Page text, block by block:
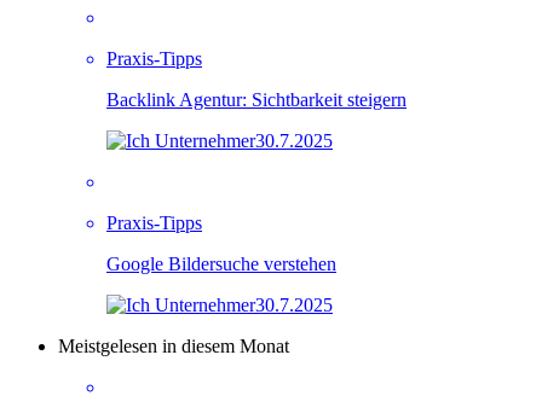
Praxis-Tipps
Backlink Agentur: Sichtbarkeit steigern
30.7.2025
Praxis-Tipps
Google Bildersuche verstehen
30.7.2025
Meistgelesen in diesem Monat